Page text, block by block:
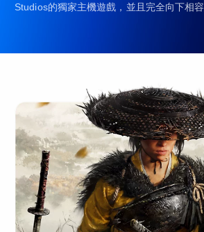
Studios的獨家主機遊戲，並且完全向下相容